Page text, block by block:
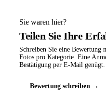
Sie waren hier?
Teilen Sie Ihre
Schreiben Sie eine Bewertung
Fotos pro Kategorie. Eine
Bestätigung per E-Mail genügt.
Bewertung schreiben →